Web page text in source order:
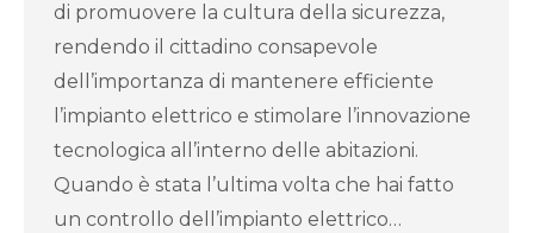
di promuovere la cultura della sicurezza,
rendendo il cittadino consapevole
dell’importanza di mantenere efficiente
l’impianto elettrico e stimolare l’innovazione
tecnologica all’interno delle abitazioni.
Quando è stata l’ultima volta che hai fatto
un controllo dell’impianto elettrico…